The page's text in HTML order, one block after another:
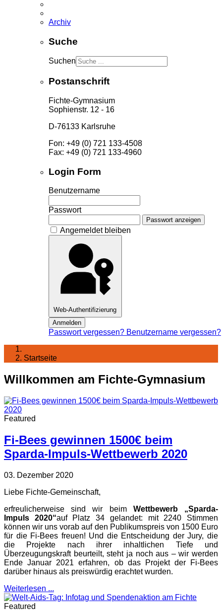
Archiv
Suche
Suchen
Postanschrift
Fichte-Gymnasium
Sophienstr. 12 - 16
D-76133 Karlsruhe
Fon: +49 (0) 721 133-4508
Fax: +49 (0) 721 133-4960
Login Form
Benutzername
Passwort
Passwort anzeigen
Angemeldet bleiben
Web-Authentifizierung
Anmelden
Passwort vergessen? Benutzername vergessen?
Startseite
Willkommen am Fichte-Gymnasium
Featured
Fi-Bees gewinnen 1500€ beim
Sparda-Impuls-Wettbewerb 2020
03. Dezember 2020
Liebe Fichte-Gemeinschaft,
erfreulicherweise sind wir beim Wettbewerb „Sparda-
Impuls 2020“auf Platz 34 gelandet: mit 2240 Stimmen
können wir uns vorab auf den Publikumspreis von 1500 Euro
für die Fi-Bees freuen! Und die Entscheidung der Jury, die
die Projekte nach ihrer inhaltlichen Tiefe und
Überzeugungskraft beurteilt, steht ja noch aus – wir werden
Ende Januar 2021 erfahren, ob das Projekt der Fi-Bees
darüber hinaus als preiswürdig erachtet wurden.
Weiterlesen ...
Featured